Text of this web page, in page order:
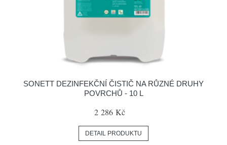
SONETT DEZINFEKČNÍ ČISTIČ NA RŮZNÉ DRUHY
POVRCHŮ - 10 L
2 286 Kč
DETAIL PRODUKTU